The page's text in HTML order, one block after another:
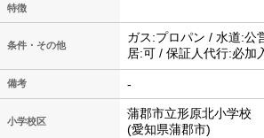
特徴
条件・その他
ガス:プロパン / 水道:公
居:可 / 保証人代行:必加
備考 -
小学校区
蒲郡市立形原北小学校
(愛知県蒲郡市)